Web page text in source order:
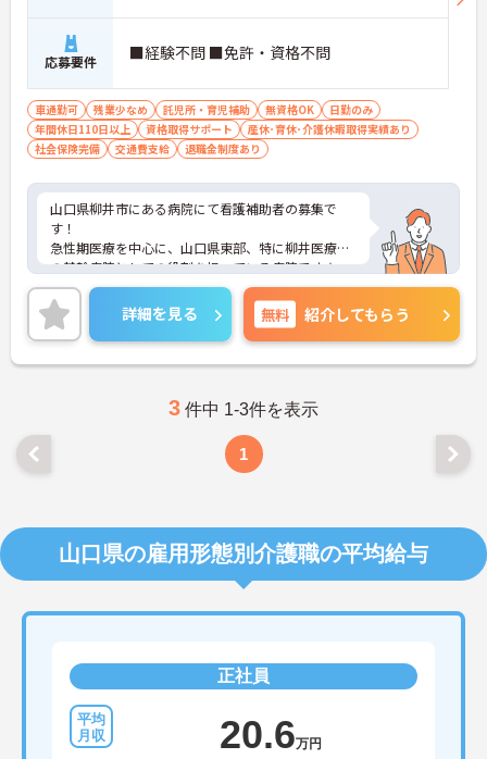
応募要件 ■経験不問 ■免許・資格不問
車通勤可 残業少なめ 託児所・育児補助 無資格OK
日勤のみ
年間休日110日以上
資格取得サポート
産休･育休･介護休暇取得実績あり
社会保険完備
交通費支給 退職金制度あり
山口県柳井市にある病院にて看護補助者の募集で
す！
急性期医療を中心に、山口県東部、特に柳井医療圏
の基幹病院としての役割を担っている病院です★
福利厚生がとても充実しており、また日勤のみ、土
日祝お休み、年間休日120日とプライベートも大切
に出来ます♪
ご興味ある方には、面接対策ポイントなど、さらに
詳細をお話しいたしますのでお気軽にご相談くださ
詳細を見る 無料 紹介してもらう
3 件中 1-3件を表示
1
山口県の雇用形態別介護職の平均給与
正社員
20.6万円